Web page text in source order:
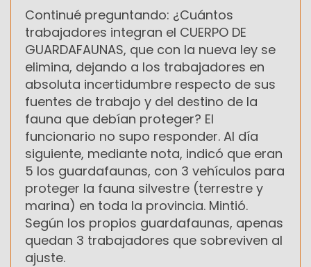
Continué preguntando: ¿Cuántos
trabajadores integran el CUERPO DE
GUARDAFAUNAS, que con la nueva ley se
elimina, dejando a los trabajadores en
absoluta incertidumbre respecto de sus
fuentes de trabajo y del destino de la
fauna que debían proteger? El
funcionario no supo responder. Al día
siguiente, mediante nota, indicó que eran
5 los guardafaunas, con 3 vehículos para
proteger la fauna silvestre (terrestre y
marina) en toda la provincia. Mintió.
Según los propios guardafaunas, apenas
quedan 3 trabajadores que sobreviven al
ajuste.